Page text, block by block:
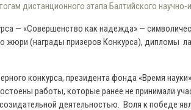
дистанционного этапа Балтийского научно-
— «Совершенство как надежда» —
жюри (награды призеров Конкурса), дипломы
конкурса, президента фонда «Время
работы, которые ранее не принимали
деятельностью. Воля к победе